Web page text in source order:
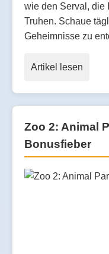
wie den Serval, die
Truhen. Schaue
Geheimnisse zu
Artikel lesen
Zoo 2: Animal
Bonusfieber